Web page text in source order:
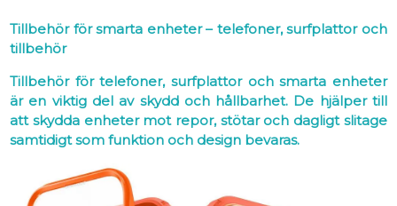
Tillbehör för smarta enheter – telefoner, surfplattor och
tillbehör
Tillbehör för telefoner, surfplattor och smarta enheter
är en viktig del av skydd och hållbarhet. De hjälper till
att skydda enheter mot repor, stötar och dagligt slitage
samtidigt som funktion och design bevaras.